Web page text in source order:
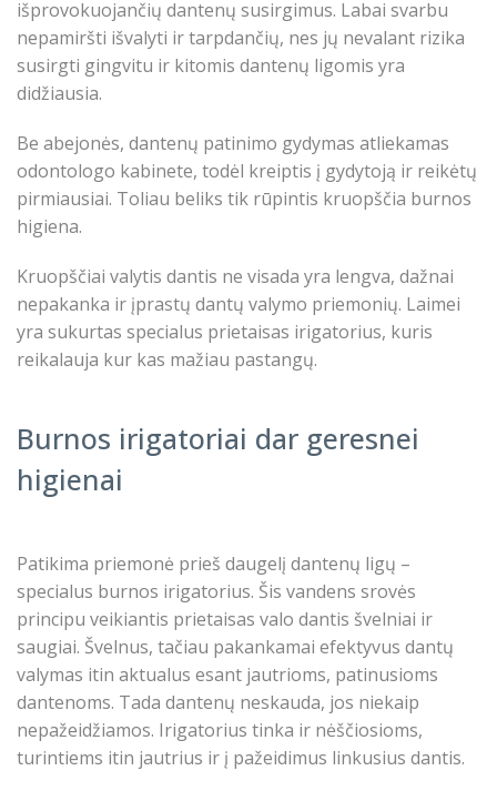
išprovokuojančių dantenų susirgimus. Labai svarbu
nepamiršti išvalyti ir tarpdančių, nes jų nevalant rizika
susirgti gingvitu ir kitomis dantenų ligomis yra
didžiausia.
Be abejonės, dantenų patinimo gydymas atliekamas
odontologo kabinete, todėl kreiptis į gydytoją ir reikėtų
pirmiausiai. Toliau beliks tik rūpintis kruopščia burnos
higiena.
Kruopščiai valytis dantis ne visada yra lengva, dažnai
nepakanka ir įprastų dantų valymo priemonių. Laimei
yra sukurtas specialus prietaisas irigatorius, kuris
reikalauja kur kas mažiau pastangų.
Burnos irigatoriai dar geresnei
higienai
Patikima priemonė prieš daugelį dantenų ligų –
specialus burnos irigatorius. Šis vandens srovės
principu veikiantis prietaisas valo dantis švelniai ir
saugiai. Švelnus, tačiau pakankamai efektyvus dantų
valymas itin aktualus esant jautrioms, patinusioms
dantenoms. Tada dantenų neskauda, jos niekaip
nepažeidžiamos. Irigatorius tinka ir nėščiosioms,
turintiems itin jautrius ir į pažeidimus linkusius dantis.